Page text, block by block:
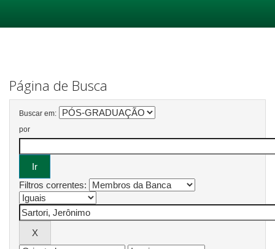
Página de Busca
Buscar em:
por
Filtros correntes: